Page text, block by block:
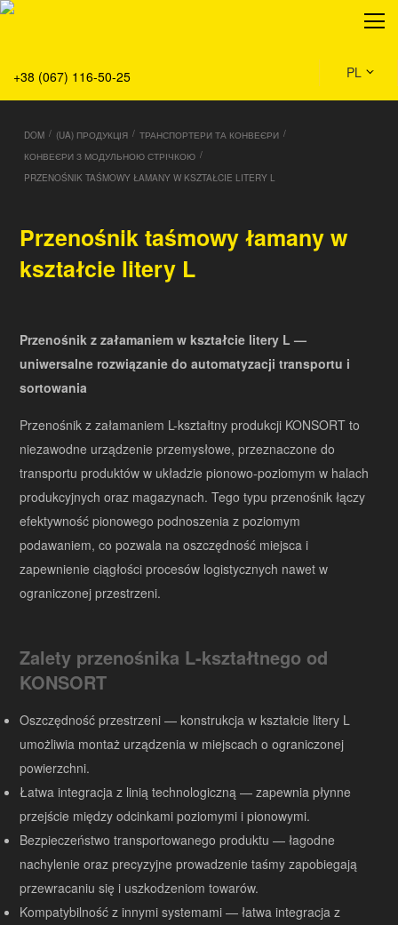
+38 (067) 116-50-25 PL
O nas
Serwis
Rozwiązania
Dom
Aktualności
DOM / (UA) ПРОДУКЦІЯ / ТРАНСПОРТЕРИ ТА КОНВЕЄРИ /
КОНВЕЄРИ З МОДУЛЬНОЮ СТРІЧКОЮ /
PRZENOŚNIK TAŚMOWY ŁAMANY W KSZTAŁCIE LITERY L
Przenośnik taśmowy łamany w
kształcie litery L
Przenośnik z załamaniem w kształcie litery L —
uniwersalne rozwiązanie do automatyzacji transportu i
sortowania
Przenośnik z załamaniem L-kształtny produkcji KONSORT to
niezawodne urządzenie przemysłowe, przeznaczone do
transportu produktów w układzie pionowo-poziomym w halach
produkcyjnych oraz magazynach. Tego typu przenośnik łączy
efektywność pionowego podnoszenia z poziomym
podawaniem, co pozwala na oszczędność miejsca i
zapewnienie ciągłości procesów logistycznych nawet w
ograniczonej przestrzeni.
Zalety przenośnika L-kształtnego od
KONSORT
Oszczędność przestrzeni — konstrukcja w kształcie litery L
umożliwia montaż urządzenia w miejscach o ograniczonej
powierzchni.
Łatwa integracja z linią technologiczną — zapewnia płynne
przejście między odcinkami poziomymi i pionowymi.
Bezpieczeństwo transportowanego produktu — łagodne
nachylenie oraz precyzyjne prowadzenie taśmy zapobiegają
przewracaniu się i uszkodzeniom towarów.
Kompatybilność z innymi systemami — łatwa integracja z